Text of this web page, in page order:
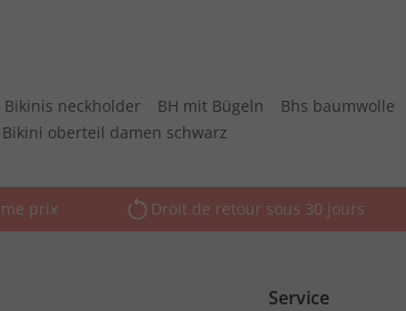
Bikinis neckholder BH mit Bügeln Bhs baumwolle
Bikini oberteil damen schwarz
prix Droit de retour sous 30 jours
Service